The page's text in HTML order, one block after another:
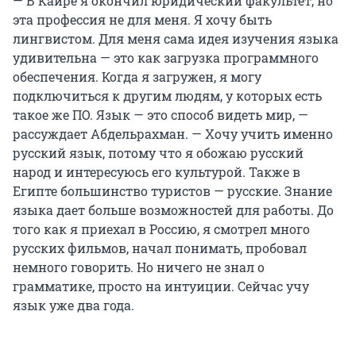
эта профессия не для меня. Я хочу быть
лингвистом. Для меня сама идея изучения языка
удивительна — это как загрузка программного
обеспечения. Когда я загружен, я могу
подключиться к другим людям, у которых есть
такое же ПО. Язык — это способ видеть мир, —
рассуждает Абдельрахман. — Хочу учить именно
русский язык, потому что я обожаю русский
народ и интересуюсь его культурой. Также в
Египте большинство туристов — русские. Знание
языка дает больше возможностей для работы. До
того как я приехал в Россию, я смотрел много
русских фильмов, начал понимать, пробовал
немного говорить. Но ничего не знал о
грамматике, просто на интуиции. Сейчас учу
язык уже два года.